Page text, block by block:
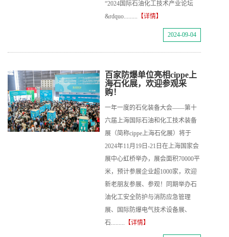
“2024国际石油化工技术产业论坛
&rdquo......... 【详情】
2024-09-04
百家防爆单位亮相cippe上
海石化展，欢迎参观采
购！
一年一度的石化装备大会——第十
六届上海国际石油和化工技术装备
展（简称cippe上海石化展）将于
2024年11月19日-21日在上海国家会
展中心虹桥举办，展会面积70000平
米，预计参展企业超1000家，欢迎
新老朋友参展、参观！同期举办石
油化工安全防护与消防应急管理
展、国际防爆电气技术设备展、
石......... 【详情】